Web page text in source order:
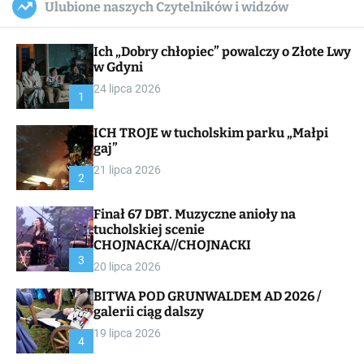
c
a
a
s
W
i
e
l
c
Ulubione naszych Czytelników i widzów
1
Ich „Dobry chłopiec” powalczy o Złote Lwy
w Gdyni
24 lipca 2026
2
ICH TROJE w tucholskim parku „Małpi
gaj”
21 lipca 2026
3
Finał 67 DBT. Muzyczne anioły na
tucholskiej scenie
CHOJNACKA//CHOJNACKI
20 lipca 2026
4
BITWA POD GRUNWALDEM AD 2026 /
galerii ciąg dalszy
19 lipca 2026